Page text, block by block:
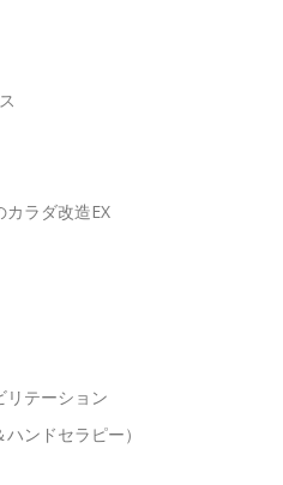
カラダ改造EX
リテーション
ンドセラピー）